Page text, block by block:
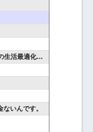
最適化日記
いんです。